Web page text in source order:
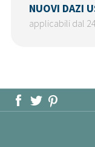
NUOVI DAZI
applicabili dal